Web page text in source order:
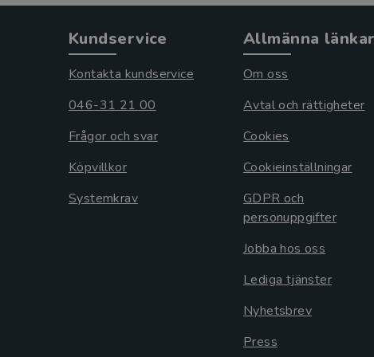
Kundservice
Kontakta kundservice
046-31 21 00
Frågor och svar
Köpvillkor
Systemkrav
Allmänna länkar
Om oss
Avtal och rättigheter
Cookies
Cookieinställningar
GDPR och
personuppgifter
Jobba hos oss
Lediga tjänster
Nyhetsbrev
Press